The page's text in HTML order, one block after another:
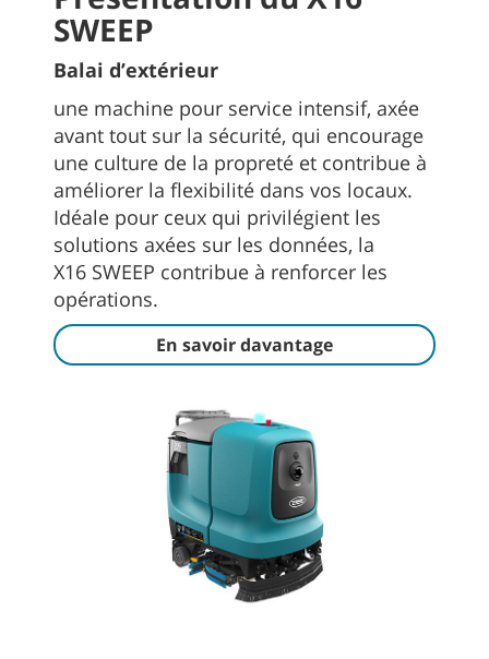
SWEEP
Balai d’extérieur
une machine pour service intensif, axée
avant tout sur la sécurité, qui encourage
une culture de la propreté et contribue à
améliorer la flexibilité dans vos locaux.
Idéale pour ceux qui privilégient les
solutions axées sur les données, la
X16 SWEEP contribue à renforcer les
opérations.
En savoir davantage